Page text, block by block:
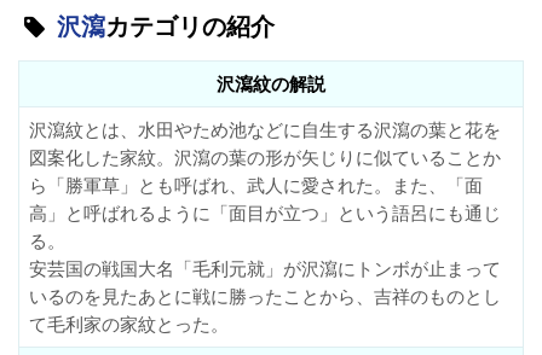
沢瀉カテゴリの紹介
沢瀉紋の解説
沢瀉紋とは、水田やため池などに自生する沢瀉の葉と花を
図案化した家紋。沢瀉の葉の形が矢じりに似ていることか
ら「勝軍草」とも呼ばれ、武人に愛された。また、「面
高」と呼ばれるように「面目が立つ」という語呂にも通じ
る。
安芸国の戦国大名「毛利元就」が沢瀉にトンボが止まって
いるのを見たあとに戦に勝ったことから、吉祥のものとし
て毛利家の家紋とった。